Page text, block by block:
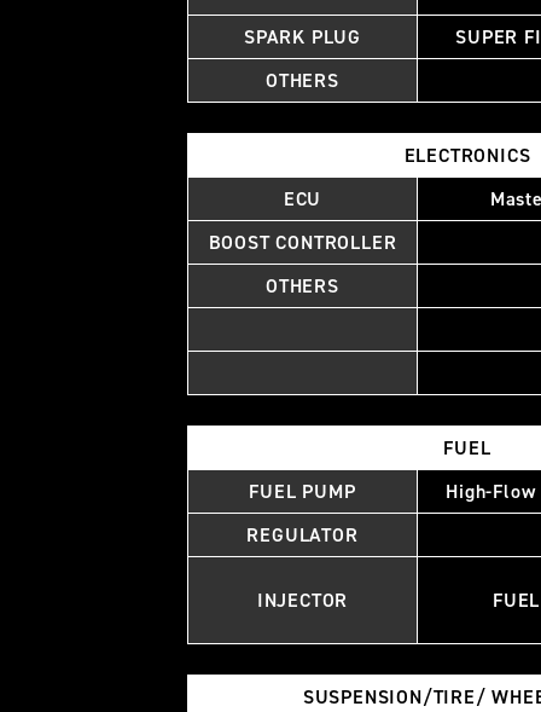
SPARK PLUG
SUPER
OTHERS
ELECTRONICS
ECU
BOOST CONTROLLER
OTHERS
FUEL
FUEL PUMP
High-
REGULATOR
INJECTOR
SUSPENSION/TIRE/